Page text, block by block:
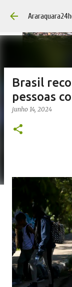
Brasil
pessoas
junho 14, 2024